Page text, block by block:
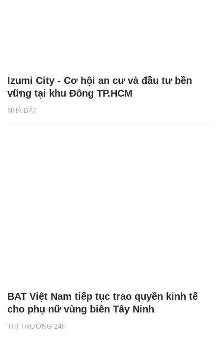
NHÀ ĐẤT
Izumi City - Cơ hội an cư và đầu tư bền
vững tại khu Đông TP.HCM
THỊ TRƯỜNG 24H
BAT Việt Nam tiếp tục trao quyền kinh tế
cho phụ nữ vùng biên Tây Ninh